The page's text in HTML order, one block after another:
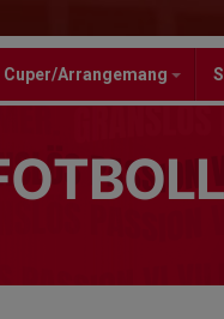
Cuper/Arrangemang